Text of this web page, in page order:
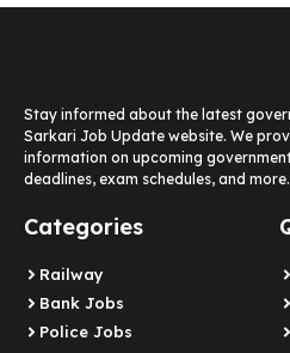
Stay informed about the latest
Sarkari Job Update website. We
information on upcoming
deadlines, exam schedules, and more.
Categories
Railway
Bank Jobs
Police Jobs